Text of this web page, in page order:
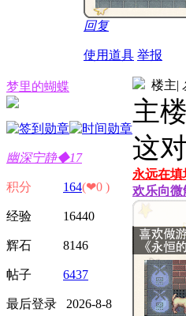
回复
使用道具 举报
梦里的蝴蝶
幽深宁静◆17
积分 164(❤0 )
经验 16440
辉石 8146
帖子 6437
最后登录 2026-8-8
楼主|
主
这
永远在
欢乐向微